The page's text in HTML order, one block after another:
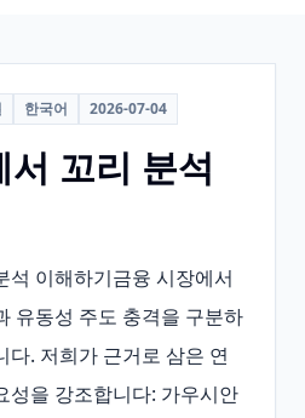
한국어 2026-07-04
꼬리 분석
석 이해하기금융 시장에서
유동성 주도 충격을 구분하
다. 저희가 근거로 삼은 연
성을 강조합니다: 가우시안